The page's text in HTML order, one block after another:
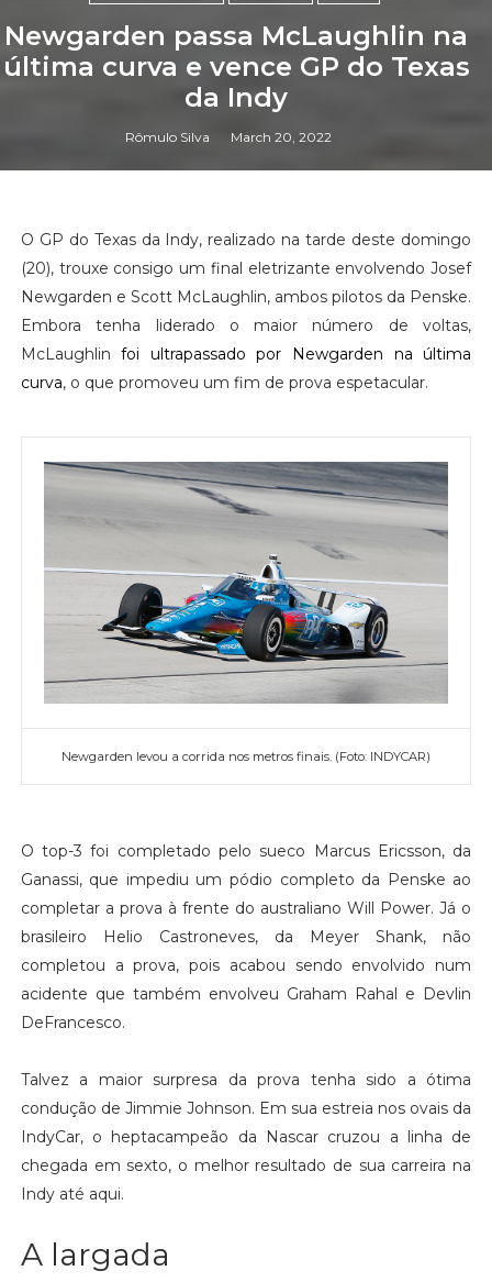
Newgarden passa McLaughlin na
última curva e vence GP do Texas
da Indy
Rômulo Silva March 20, 2022
O GP do Texas da Indy, realizado na tarde deste domingo
(20), trouxe consigo um final eletrizante envolvendo Josef
Newgarden e Scott McLaughlin, ambos pilotos da Penske.
Embora tenha liderado o maior número de voltas,
McLaughlinfoi ultrapassado por Newgarden na última
curva, o que promoveu um fim de prova espetacular.
Newgarden levou a corrida nos metros finais. (Foto: INDYCAR)
O top-3 foi completado pelo sueco Marcus Ericsson, da
Ganassi, que impediu um pódio completo da Penske ao
completar a prova à frente do australiano Will Power. Já o
brasileiro Helio Castroneves, da Meyer Shank, não
completou a prova, pois acabou sendo envolvido num
acidente que também envolveu Graham Rahal e Devlin
DeFrancesco.
Talvez a maior surpresa da prova tenha sido a ótima
condução de Jimmie Johnson. Em sua estreia nos ovais da
IndyCar, o heptacampeão da Nascar cruzou a linha de
chegada em sexto, o melhor resultado de sua carreira na
Indy até aqui.
A largada